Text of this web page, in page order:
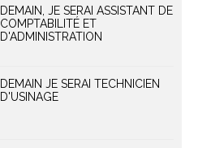
DEMAIN, JE SERAI ASSISTANT DE
COMPTABILITÉ ET
D'ADMINISTRATION
DEMAIN JE SERAI TECHNICIEN
D'USINAGE